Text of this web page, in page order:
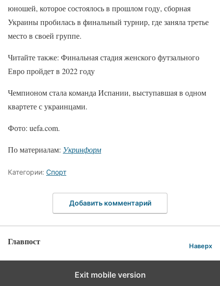
юношей, которое состоялось в прошлом году, сборная
Украины пробилась в финальный турнир, где заняла третье
место в своей группе.
Читайте также: Финальная стадия женского футзального
Евро пройдет в 2022 году
Чемпионом стала команда Испании, выступавшая в одном
квартете с украинцами.
Фото: uefa.com.
По материалам: Укринформ
Категории: Спорт
Добавить комментарий
Главпост Наверх
Exit mobile version